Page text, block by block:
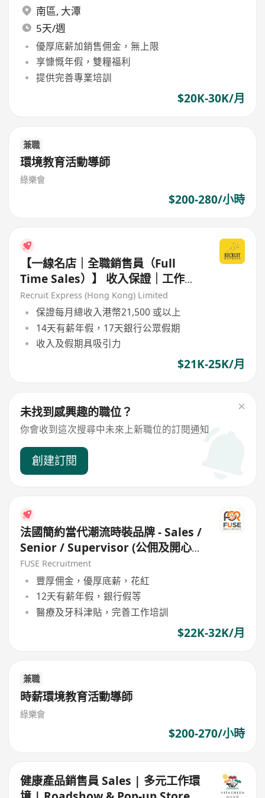
南區, 大潭
5天/週
優厚底薪加銷售佣金，無上限
享慷慨年假，雙糧福利
提供完善專業培訓
$20K-30K/月
兼職
環境教育活動導師
綠樂會
$200-280/小時
【一線名店｜全職銷售員（Full
Time Sales）】 收入保證｜工作環
境融洽
Recruit Express (Hong Kong) Limited
保證每月總收入港幣21,500 或以上
14天有薪年假，17天銀行公眾假期
收入及假期具吸引力
$21K-25K/月
未找到感興趣的職位？
你會收到這次搜尋中未來上新職位的訂閱通知
創建訂閱
法國簡約當代潮流時裝品牌 - Sales /
Senior / Supervisor (公佣及開心
工作環境 / 良好公司文代)
FUSE Recruitment
豐厚佣金，優厚底薪，花紅
12天有薪年假，銀行假等
醫療及牙科津貼，完善工作培訓
$22K-32K/月
兼職
時薪環境教育活動導師
綠樂會
$200-270/小時
健康產品銷售員 Sales | 多元工作環